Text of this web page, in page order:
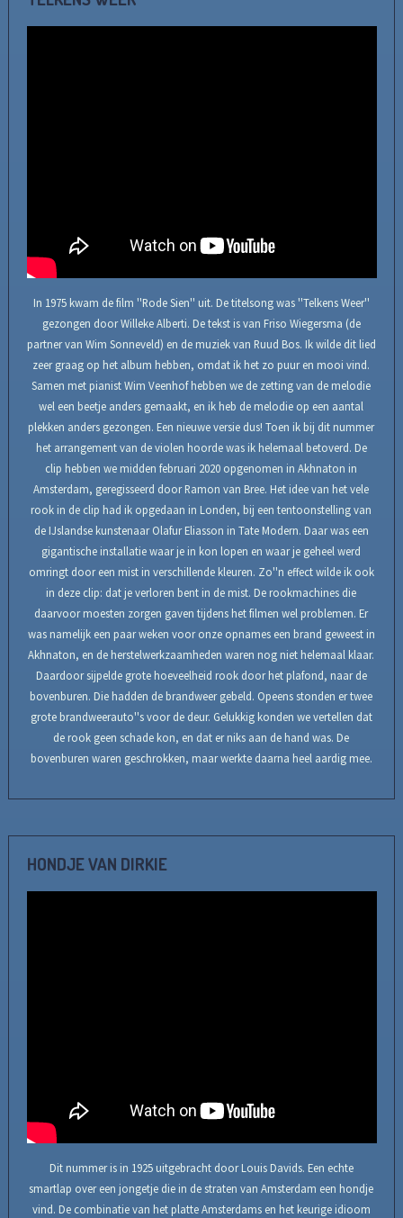
In 1975 kwam de film ''Rode Sien'' uit. De titelsong was ''Telkens Weer''
gezongen door Willeke Alberti. De tekst is van Friso Wiegersma (de
partner van Wim Sonneveld) en de muziek van Ruud Bos. Ik wilde dit lied
zeer graag op het album hebben, omdat ik het zo puur en mooi vind.
Samen met pianist Wim Veenhof hebben we de zetting van de melodie
wel een beetje anders gemaakt, en ik heb de melodie op een aantal
plekken anders gezongen. Een nieuwe versie dus! Toen ik bij dit nummer
het arrangement van de violen hoorde was ik helemaal betoverd. De
clip hebben we midden februari 2020 opgenomen in Akhnaton in
Amsterdam, geregisseerd door Ramon van Bree. Het idee van het vele
rook in de clip had ik opgedaan in Londen, bij een tentoonstelling van
de IJslandse kunstenaar Olafur Eliasson in Tate Modern. Daar was een
gigantische installatie waar je in kon lopen en waar je geheel werd
omringt door een mist in verschillende kleuren. Zo''n effect wilde ik ook
in deze clip: dat je verloren bent in de mist. De rookmachines die
daarvoor moesten zorgen gaven tijdens het filmen wel problemen. Er
was namelijk een paar weken voor onze opnames een brand geweest in
Akhnaton, en de herstelwerkzaamheden waren nog niet helemaal klaar.
Daardoor sijpelde grote hoeveelheid rook door het plafond, naar de
bovenburen. Die hadden de brandweer gebeld. Opeens stonden er twee
grote brandweerauto''s voor de deur. Gelukkig konden we vertellen dat
de rook geen schade kon, en dat er niks aan de hand was. De
bovenburen waren geschrokken, maar werkte daarna heel aardig mee.
HONDJE VAN DIRKIE
Dit nummer is in 1925 uitgebracht door Louis Davids. Een echte
smartlap over een jongetje die in de straten van Amsterdam een hondje
vind. De combinatie van het platte Amsterdams en het keurige idioom